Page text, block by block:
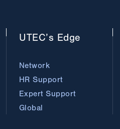
UTEC’s Edge
Network
HR Support
Expert Support
Global